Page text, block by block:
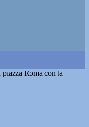
Roma con la